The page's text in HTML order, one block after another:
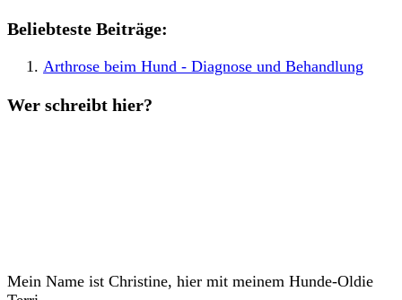
Beliebteste Beiträge:
Arthrose beim Hund - Diagnose und Behandlung
Wer schreibt hier?
Mein Name ist Christine, hier mit meinem Hunde-Oldie